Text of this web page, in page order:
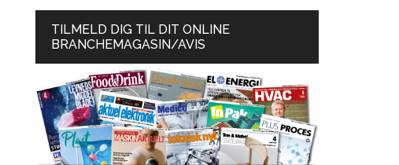
TILMELD DIG TIL DIT ONLINE
BRANCHEMAGASIN/AVIS